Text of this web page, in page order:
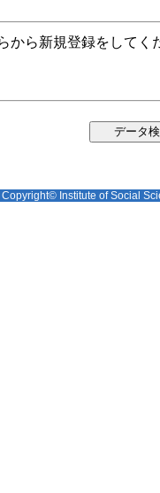
から新規登録をしてく
Copyright© Institute of Social